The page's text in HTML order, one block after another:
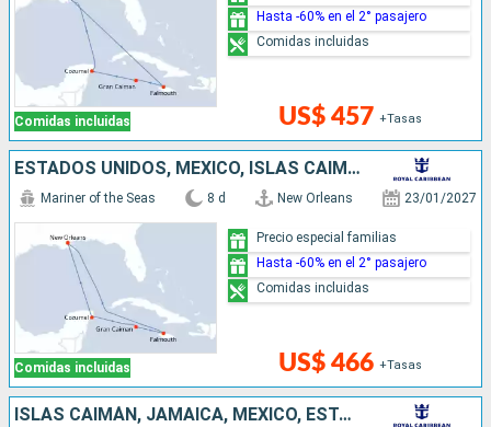
Comidas incluidas US$ 457 +Tasas
Hasta -60% en el 2° pasajero
Comidas incluidas
ESTADOS UNIDOS, MÉXICO, ISLAS CAIMÁN, JAMAICA
Comidas incluidas
Mariner of the Seas 8 d New Orleans 23/01/2027
US$ 466 +Tasas
Precio especial familias
Hasta -60% en el 2° pasajero
Comidas incluidas
ISLAS CAIMÁN, JAMAICA, MÉXICO, ESTADOS UNIDOS